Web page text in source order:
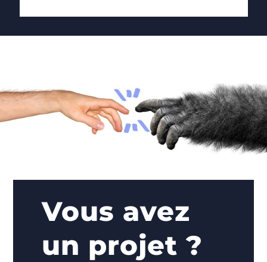
Vous avez
un projet ?